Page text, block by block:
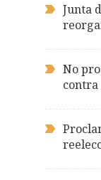
Junta
No
contra